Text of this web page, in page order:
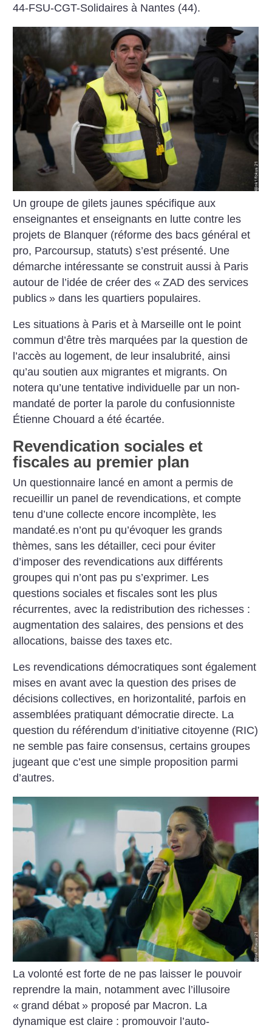
44-FSU-CGT-Solidaires à Nantes (44).
Un groupe de gilets jaunes spécifique aux
enseignantes et enseignants en lutte contre les
projets de Blanquer (réforme des bacs général et
pro, Parcoursup, statuts) s’est présenté. Une
démarche intéressante se construit aussi à Paris
autour de l’idée de créer des « ZAD des services
publics » dans les quartiers populaires.
Les situations à Paris et à Marseille ont le point
commun d’être très marquées par la question de
l’accès au logement, de leur insalubrité, ainsi
qu’au soutien aux migrantes et migrants. On
notera qu’une tentative individuelle par un non-
mandaté de porter la parole du confusionniste
Étienne Chouard a été écartée.
Revendication sociales et
fiscales au premier plan
Un questionnaire lancé en amont a permis de
recueillir un panel de revendications, et compte
tenu d’une collecte encore incomplète, les
mandaté.es n’ont pu qu’évoquer les grands
thèmes, sans les détailler, ceci pour éviter
d’imposer des revendications aux différents
groupes qui n’ont pas pu s’exprimer. Les
questions sociales et fiscales sont les plus
récurrentes, avec la redistribution des richesses :
augmentation des salaires, des pensions et des
allocations, baisse des taxes etc.
Les revendications démocratiques sont également
mises en avant avec la question des prises de
décisions collectives, en horizontalité, parfois en
assemblées pratiquant démocratie directe. La
question du référendum d’initiative citoyenne (RIC)
ne semble pas faire consensus, certains groupes
jugeant que c’est une simple proposition parmi
d’autres.
La volonté est forte de ne pas laisser le pouvoir
reprendre la main, notamment avec l’illusoire
« grand débat » proposé par Macron. La
dynamique est claire : promouvoir l’auto-